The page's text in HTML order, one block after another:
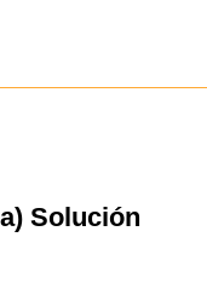
Solución